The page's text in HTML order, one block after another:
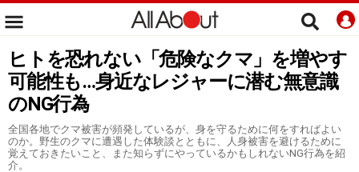
ヒトを恐れない「危険なクマ」を増やす
可能性も…身近なレジャーに潜む無意識
のNG行為
全国各地でクマ被害が頻発しているが、身を守るために何をすればよい
のか。野生のクマに遭遇した体験談とともに、人身被害を避けるために
覚えておきたいこと、また知らずにやっているかもしれないNG行為を紹
介。